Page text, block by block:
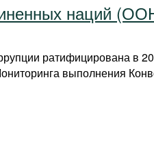
наций
ратифицирована в
выполнения